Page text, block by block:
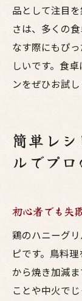
品として注目
さは、多くの
なす際にもぴ
しいです。食
ンをぜひお試し
簡単レ
ルでプ
初心者でも失
鶏のハニーグ
ピです。鳥料
から焼き加減
ことや中火で